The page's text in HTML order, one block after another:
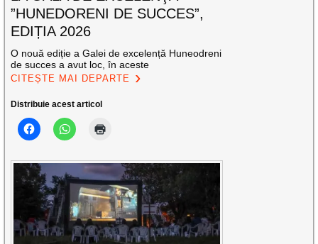
”HUNEDORENI DE SUCCES”,
EDIȚIA 2026
O nouă ediție a Galei de excelență Huneodreni
de succes a avut loc, în aceste
CITEȘTE MAI DEPARTE
Distribuie acest articol